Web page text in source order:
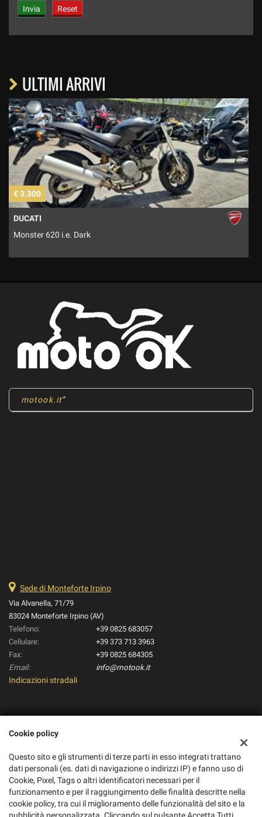
ULTIMI ARRIVI
€ 3.300
DUCATI
Monster 620 i.e. Dark
motook.it
Sede di Monteforte Irpino
Via Alvanella, 71/79
83024 Monteforte Irpino (AV)
Telefono:
+39 0825 683057
Cellulare:
+39 373 713 3963
Fax:
+39 0825 684305
Email:
info@motook.it
Indicazioni stradali
Pico Moto S.R.L.
C.F/P.IVA:01895280434
Registro delle imprese:AV
REA:AV-188862
Cookie policy
Questo sito e gli strumenti di terze parti in esso integrati trattano
dati personali (es. dati di navigazione o indirizzi IP) e fanno uso di
Cookie, Pixel, Tags o altri identificatori necessari per il
funzionamento e per il raggiungimento delle finalità descritte nella
cookie policy, tra cui il miglioramento delle funzionalità del sito e la